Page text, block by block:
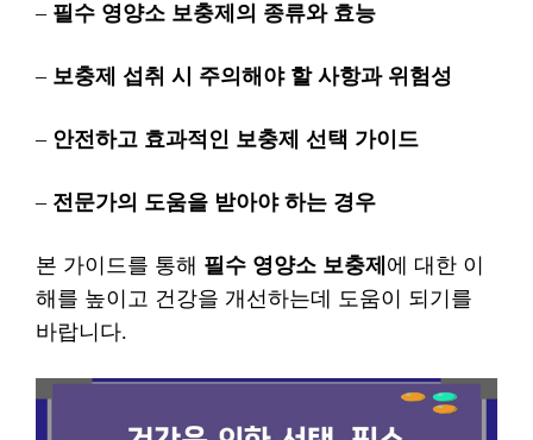
– 필수 영양소 보충제의 종류와 효능
– 보충제 섭취 시 주의해야 할 사항과 위험성
– 안전하고 효과적인 보충제 선택 가이드
– 전문가의 도움을 받아야 하는 경우
본 가이드를 통해 필수 영양소 보충제 에 대한 이
해를 높이고 건강을 개선하는데 도움이 되기를
바랍니다.